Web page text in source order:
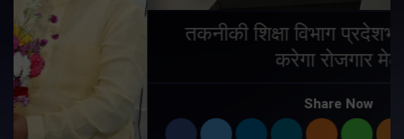
तकनीकी शिक्षा विभाग प्रदेशभर में आयोजित